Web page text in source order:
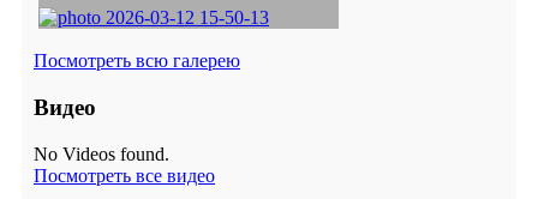
Посмотреть всю галерею
Видео
No Videos found.
Посмотреть все видео